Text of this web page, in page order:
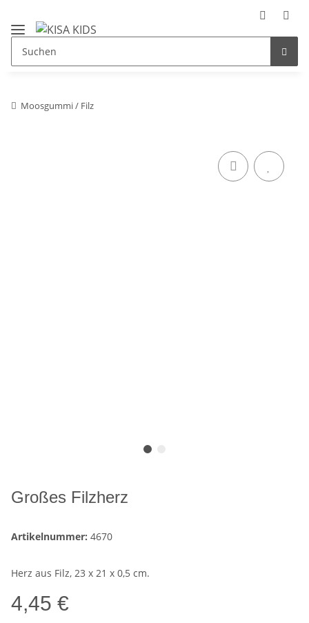
Moosgummi / Filz
Großes Filzherz
Artikelnummer: 4670
Herz aus Filz, 23 x 21 x 0,5 cm.
4,45 €